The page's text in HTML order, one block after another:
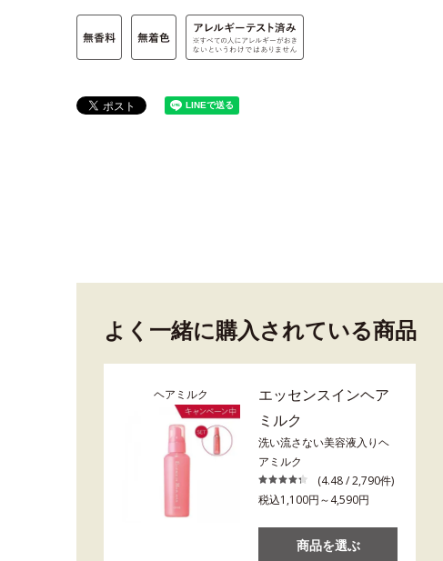
よく一緒に購入されている商品
ヘアミルク
エッセンスインヘア
ミルク
洗い流さない美容液入りヘ
アミルク
(4.48 / 2,790件)
税込1,100円～4,590円
商品を選ぶ